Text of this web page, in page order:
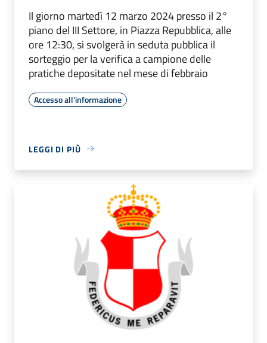
Il giorno martedì 12 marzo 2024 presso il 2°
piano del III Settore, in Piazza Repubblica, alle
ore 12:30, si svolgerà in seduta pubblica il
sorteggio per la verifica a campione delle
pratiche depositate nel mese di febbraio
Accesso all'informazione
LEGGI DI PIÙ